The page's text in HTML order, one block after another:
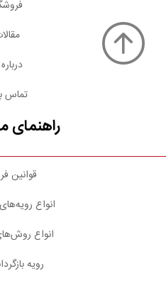
تماس
راهنمای
قوانین
انواع
انواع
رویه